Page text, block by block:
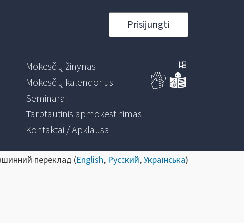
Prisijungti
Mokesčių žinynas
Mokesčių kalendorius
Seminarai
Tarptautinis apmokestinimas
Kontaktai / Apklausa
переклад (English, Русский,Українська)